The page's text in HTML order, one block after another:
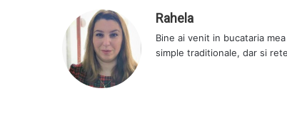
Rahela
Bine ai venit in bucataria
simple traditionale, dar si